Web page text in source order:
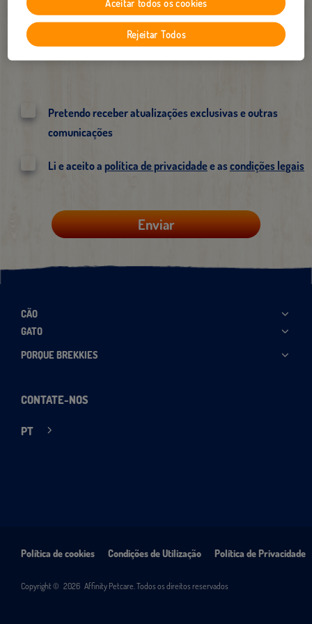
Mensagem
ANEXAR FICHEIRO
Pretendo receber atualizações exclusivas e outras
comunicações
Li e aceito a política de privacidadee as condições legais
Enviar
CÃO
GATO
PORQUE BREKKIES
CONTATE-NOS
PT
Política de cookies Condições de Utilização Política de Privacidade
Copyright © 2026 Affinity Petcare. Todos os direitos reservados
Rejeitar Todos
Aceitar todos os cookies